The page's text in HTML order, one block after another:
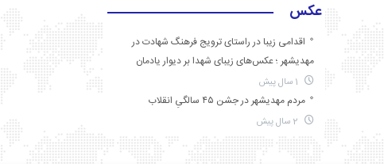
عکس
اقدامی زیبا در راستای ترویج فرهنگ شهادت در
مهدیشهر ؛ عکس‌های زیبای شهدا بر دیوار یادمان
مردم مهدیشهر در جشن ۴۵ سالگیِ انقلاب